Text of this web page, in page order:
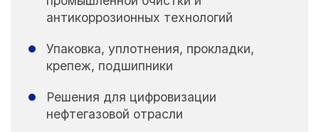
антикоррозионных технологий
Упаковка, уплотнения, прокладки,
крепеж, подшипники
Решения для цифровизации
нефтегазовой отрасли